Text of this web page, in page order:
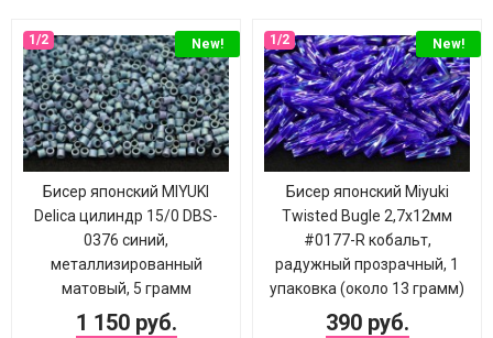
New!
Бисер японский MIYUKI
Delica цилиндр 15/0 DBS-
0376 синий,
металлизированный
матовый, 5 грамм
1 150 руб.
New!
Бисер японский Miyuki
Twisted Bugle 2,7х12мм
#0177-R кобальт,
радужный прозрачный, 1
упаковка (около 13 грамм)
390 руб.